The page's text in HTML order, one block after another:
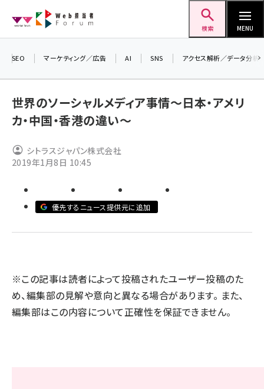
ン
検索 MENU
ai (2801)
note (2310)
llmo (1160)
SEO マーケティング／広告 AI SNS アクセス解析／データ分析
世界のソーシャルメディア事情～日本・アメリ
カ・中国・香港の違い～
シトラスジャパン株式会社
2019年1月8日 10:45
優先するニュース提供元に追加
※この記事は読者によって投稿されたユーザー投稿のた
め、編集部の見解や意向と異なる場合があります。 また、
編集部はこの内容について正確性を保証できません。